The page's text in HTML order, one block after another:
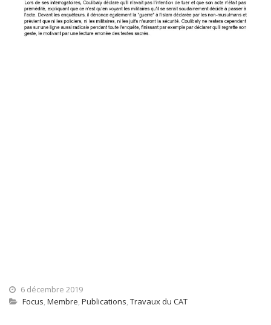
6 décembre 2019
Focus, Membre, Publications, Travaux du CAT